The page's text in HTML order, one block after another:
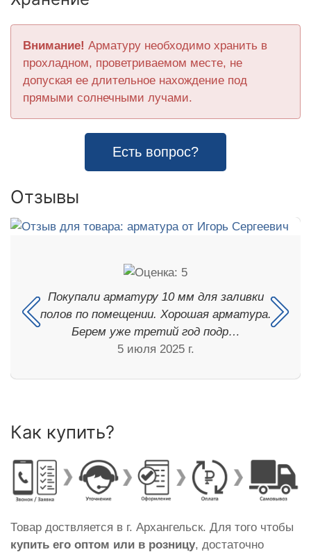
Внимание! Арматуру необходимо хранить в
прохладном, проветриваемом месте, не
допуская ее длительное нахождение под
прямыми солнечными лучами.
Есть вопрос?
Отзывы
Покупали арматуру 10 мм для заливки
полов по помещении. Хорошая арматура.
Берем уже третий год подр…
5 июля 2025 г.
Как купить?
Товар доствляется в г. Архангельск. Для того чтобы
купить его оптом или в розницу, достаточно